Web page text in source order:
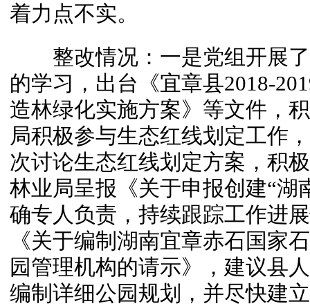
着力点不实。
整改情况：一是党组开展了
的学习，出台《宜章县2018-
造林绿化实施方案》等文件，
局积极参与生态红线划定工作
次讨论生态红线划定方案，积
林业局呈报《关于申报创建“湖
确专人负责，持续跟踪工作进
《关于编制湖南宜章赤石国家
园管理机构的请示》，建议县
编制详细公园规划，并尽快建